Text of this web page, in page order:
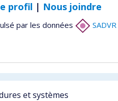
profil | Nous joindre
par les données SADVR
et systèmes